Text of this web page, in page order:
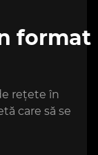
format
rețete în
care să se